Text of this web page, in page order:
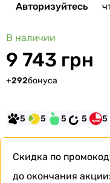
Авторизуйтесь
В наличии
9 743 грн
+292бонуса
5 5 5 5 5
Скидка по
до окончания акции: